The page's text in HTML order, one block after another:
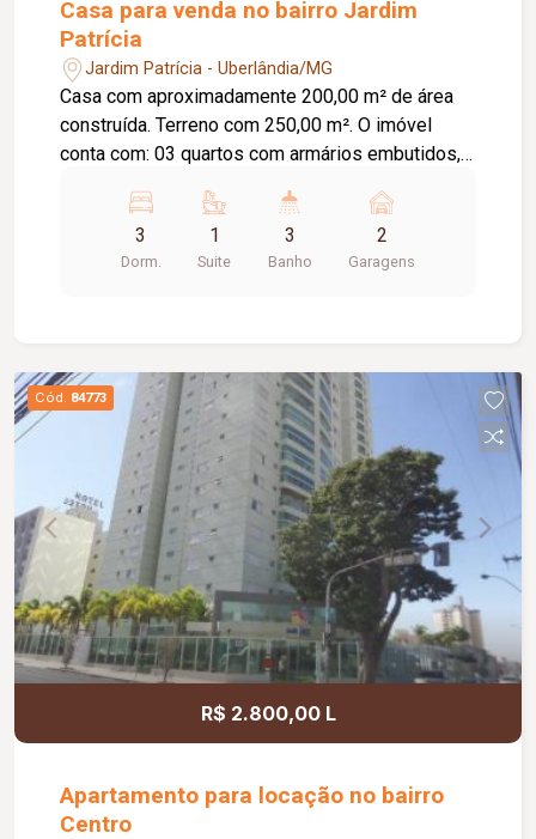
Casa para venda no bairro Jardim
Patrícia
Jardim Patrícia - Uberlândia/MG
Casa com aproximadamente 200,00 m² de área
construída. Terreno com 250,00 m². O imóvel
conta com: 03 quartos com armários embutidos,
Lavabo; Banheiro social; Cozinha com armários
embutidos; Área de serviço; Espaço gourmet com
churrasqueira, balcão e painel para TV; 02 vagas
distribuídos, proporcionando conforto,
funcionalidade e excelente padrão de
acabamento.
3
Dorm.
1
Suite
3
Banho
2
Garagens
Cód. 84773
R$ 2.800,00 L
Apartamento para locação no bairro
Centro